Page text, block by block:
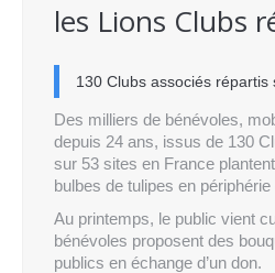
les Lions Clubs
130 Clubs associés
Des milliers de bénévoles,
depuis 24 ans, issus de 130
sur 53 sites en France
bulbes de tulipes en
Au printemps, le public vient
bénévoles proposent des
publics en échange d’un don.